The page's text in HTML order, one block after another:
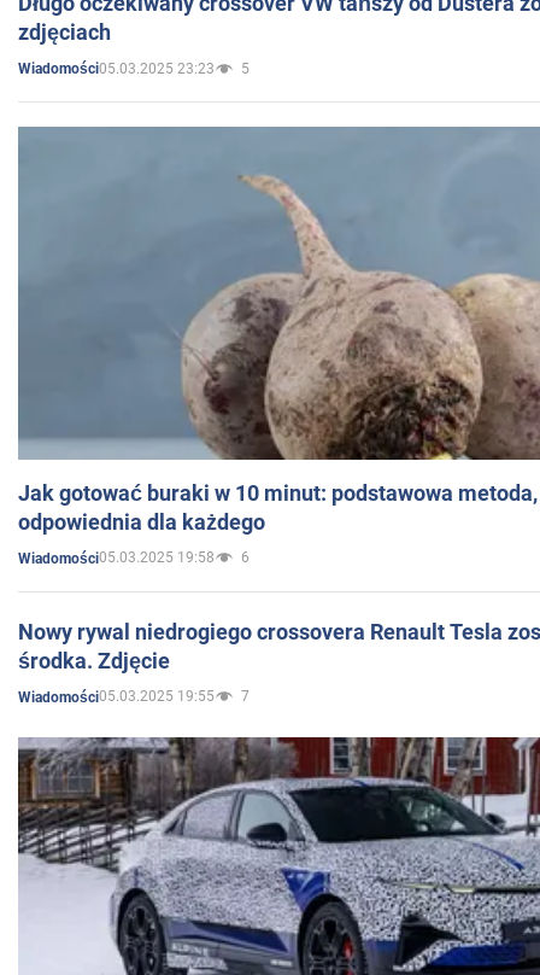
zdjęciach
Wiadomości05.03.2025 23:23 5
Jak gotować buraki w 10 minut: podstawowa
odpowiednia dla każdego
Wiadomości05.03.2025 19:58 6
Nowy rywal niedrogiego crossovera Renault Tesla
środka. Zdjęcie
Wiadomości05.03.2025 19:55 7